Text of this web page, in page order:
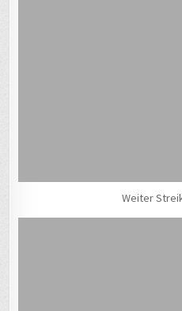
Weiter